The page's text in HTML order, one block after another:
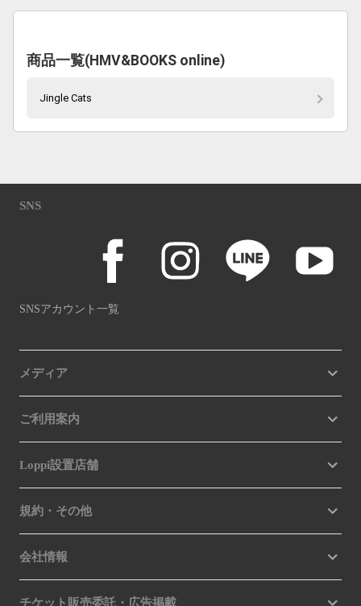
商品一覧(HMV&BOOKS online)
Jingle Cats
SNS
SNSアカウント一覧
メディア
ご利用案内
Loppi設置店舗
規約・その他
会社情報
チケット販売委託・広告掲載